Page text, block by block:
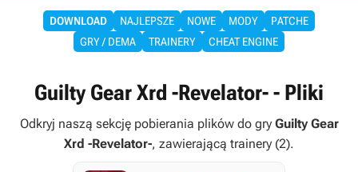
DOWNLOAD NAJLEPSZE NOWE MODY
PATCHE
GRY / DEMA
TRAINERY CHEAT ENGINE
Guilty Gear Xrd -Revelator- - Pliki
Odkryj naszą sekcję pobierania plików do gry Guilty Gear
Xrd -Revelator-, zawierającą trainery (2).